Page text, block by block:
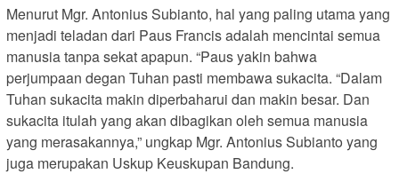
Menurut Mgr. Antonius Subianto, hal yang paling utama yang
menjadi teladan dari Paus Francis adalah mencintai semua
manusia tanpa sekat apapun. “Paus yakin bahwa
perjumpaan degan Tuhan pasti membawa sukacita. “Dalam
Tuhan sukacita makin diperbaharui dan makin besar. Dan
sukacita itulah yang akan dibagikan oleh semua manusia
yang merasakannya,” ungkap Mgr. Antonius Subianto yang
juga merupakan Uskup Keuskupan Bandung.